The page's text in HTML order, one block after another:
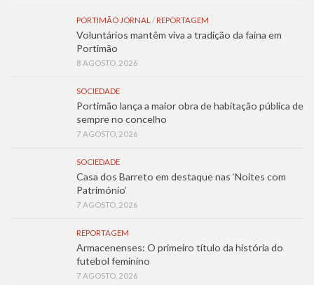
PORTIMÃO JORNAL / REPORTAGEM
Voluntários mantêm viva a tradição da faina em
Portimão
8 AGOSTO, 2026
SOCIEDADE
Portimão lança a maior obra de habitação pública de
sempre no concelho
7 AGOSTO, 2026
SOCIEDADE
Casa dos Barreto em destaque nas ‘Noites com
Património’
7 AGOSTO, 2026
REPORTAGEM
Armacenenses: O primeiro título da história do
futebol feminino
7 AGOSTO, 2026